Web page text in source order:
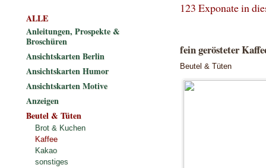
123 Exponate in
fein gerösteter
Beutel & Tüten
ALLE
Anleitungen, Prospekte &
Broschüren
Ansichtskarten Berlin
Ansichtskarten Humor
Ansichtskarten Motive
Anzeigen
Beutel & Tüten
Brot & Kuchen
Kaffee
Kakao
sonstiges